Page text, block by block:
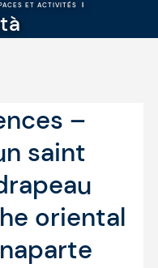
ET ACTIVITÉS |
–
saint
oriental